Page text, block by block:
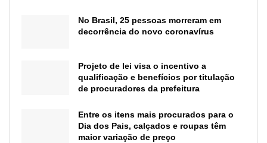
No Brasil, 25 pessoas morreram em
decorrência do novo coronavírus
Projeto de lei visa o incentivo a
qualificação e benefícios por titulação
de procuradores da prefeitura
Entre os itens mais procurados para o
Dia dos Pais, calçados e roupas têm
maior variação de preço